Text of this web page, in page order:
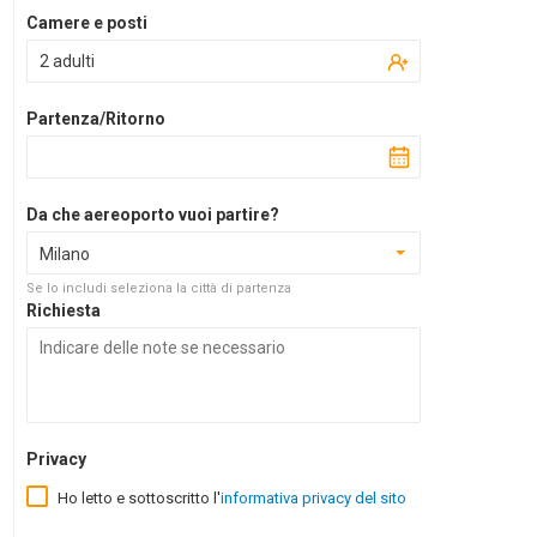
Camere e posti
2 adulti
Partenza/Ritorno
Da che aereoporto vuoi partire?
Milano
Se lo includi seleziona la città di partenza
Richiesta
Privacy
Ho letto e sottoscritto l'informativa privacy del sito